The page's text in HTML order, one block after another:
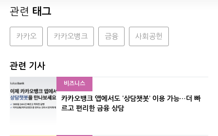
관련 태그
카카오 카카오뱅크 금융 사회공헌
관련 기사
비즈니스
카카오뱅크 앱에서도 ‘상담챗봇’ 이용 가능…더 빠
르고 편리한 금융 상담